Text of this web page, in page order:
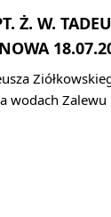
Ż. W.
wodach Zalewu